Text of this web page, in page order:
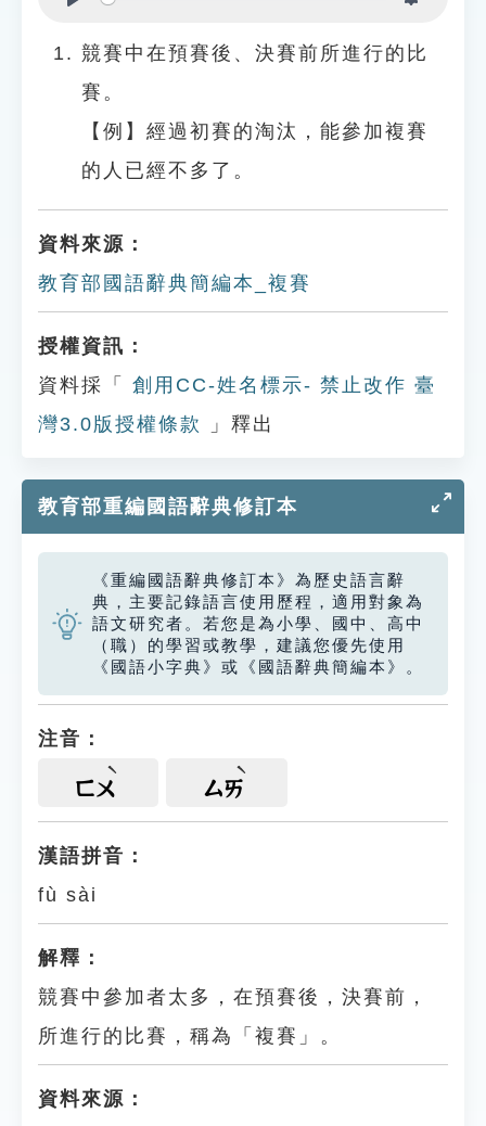
競賽中在預賽後、決賽前所進行的比
賽。
【例】經過初賽的淘汰，能參加複賽
的人已經不多了。
資料來源：
教育部國語辭典簡編本_複賽
授權資訊：
資料採「
創用CC-姓名標示- 禁止改作 臺
灣3.0版授權條款
」釋出
教育部重編國語辭典修訂本
《重編國語辭典修訂本》為歷史語言辭
典，主要記錄語言使用歷程，適用對象為
語文研究者。若您是為小學、國中、高中
（職）的學習或教學，建議您優先使用
《國語小字典》或《國語辭典簡編本》。
注音：
ㄈㄨ ㄙㄞ
漢語拼音：
fù sài
解釋：
競賽中參加者太多，在預賽後，決賽前，
所進行的比賽，稱為「複賽」。
資料來源：